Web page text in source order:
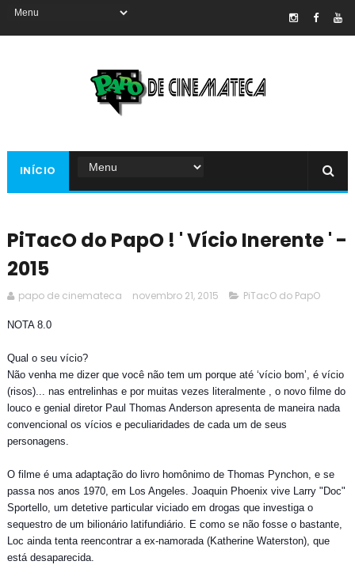
INÍCIO
PiTacO do PapO ! ' Vício Inerente ' -
2015
papo de cinemateca novembro 21, 2015 PiTacO do PapO
NOTA 8.0
Qual o seu vício?
Não venha me dizer que você não tem um porque até ‘vício bom’, é vício
(risos)... nas entrelinhas e por muitas vezes literalmente , o novo filme do
louco e genial diretor Paul Thomas Anderson apresenta de maneira nada
convencional os vícios e peculiaridades de cada um de seus
personagens.
O filme é uma adaptação do livro homônimo de Thomas Pynchon, e se
passa nos anos 1970, em Los Angeles. Joaquin Phoenix vive Larry "Doc"
Sportello, um detetive particular viciado em drogas que investiga o
sequestro de um bilionário latifundiário. E como se não fosse o bastante,
Loc ainda tenta reencontrar a ex-namorada (Katherine Waterston), que
está desaparecida.